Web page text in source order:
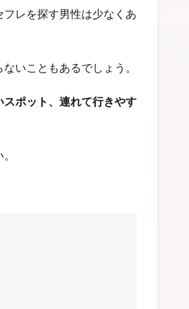
レを探す男性は少なくあ
いこともあるでしょう。
ポット、連れて行きやす